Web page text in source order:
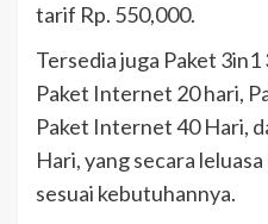
tarif Rp. 550,000.
Tersedia juga Paket
Paket Internet 20 hari,
Paket Internet 40 Hari,
Hari, yang secara
sesuai kebutuhannya.